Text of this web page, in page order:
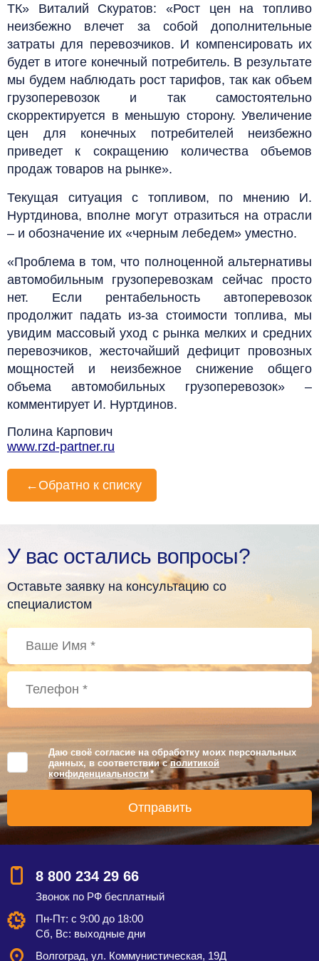
ТК» Виталий Скуратов: «Рост цен на топливо
неизбежно влечет за собой дополнительные
затраты для перевозчиков. И компенсировать их
будет в итоге конечный потребитель. В результате
мы будем наблюдать рост тарифов, так как объем
грузоперевозок и так самостоятельно
скорректируется в меньшую сторону. Увеличение
цен для конечных потребителей неизбежно
приведет к сокращению количества объемов
продаж товаров на рынке».
Текущая ситуация с топливом, по мнению И.
Нуртдинова, вполне могут отразиться на отрасли
– и обозначение их «черным лебедем» уместно.
«Проблема в том, что полноценной альтернативы
автомобильным грузоперевозкам сейчас просто
нет. Если рентабельность автоперевозок
продолжит падать из-за стоимости топлива, мы
увидим массовый уход с рынка мелких и средних
перевозчиков, жесточайший дефицит провозных
мощностей и неизбежное снижение общего
объема автомобильных грузоперевозок» –
комментирует И. Нуртдинов.
Полина Карпович
www.rzd-partner.ru
← Обратно к списку
У вас остались вопросы?
Оставьте заявку на консультацию со
специалистом
Даю своё согласие на обработку моих персональных
данных, в соответствии сполитикой
конфиденциальности *
8 800 234 29 66
Звонок по РФ бесплатный
Пн-Пт: с 9:00 до 18:00
Сб, Вс: выходные дни
Волгоград, ул. Коммунистическая, 19Д